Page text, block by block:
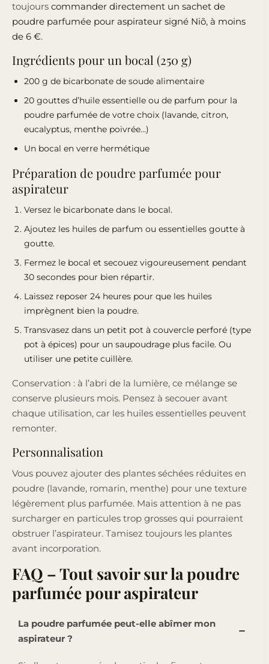
toujours commander directement un sachet de
poudre parfumée pour aspirateur signé Niõ, à moins
de 6 €.
Ingrédients pour un bocal (250 g)
200 g de bicarbonate de soude alimentaire
20 gouttes d’huile essentielle ou de parfum pour la
poudre parfumée de votre choix (lavande, citron,
eucalyptus, menthe poivrée…)
Un bocal en verre hermétique
Préparation de poudre parfumée pour
aspirateur
Versez le bicarbonate dans le bocal.
Ajoutez les huiles de parfum ou essentielles goutte à
goutte.
Fermez le bocal et secouez vigoureusement pendant
30 secondes pour bien répartir.
Laissez reposer 24 heures pour que les huiles
imprègnent bien la poudre.
Transvasez dans un petit pot à couvercle perforé (type
pot à épices) pour un saupoudrage plus facile. Ou
utiliser une petite cuillère.
Conservation : à l’abri de la lumière, ce mélange se
conserve plusieurs mois. Pensez à secouer avant
chaque utilisation, car les huiles essentielles peuvent
remonter.
Personnalisation
Vous pouvez ajouter des plantes séchées réduites en
poudre (lavande, romarin, menthe) pour une texture
légèrement plus parfumée. Mais attention à ne pas
surcharger en particules trop grosses qui pourraient
obstruer l’aspirateur. Tamisez toujours les plantes
avant incorporation.
FAQ – Tout savoir sur la poudre
parfumée pour aspirateur
La poudre parfumée peut-elle abîmer mon
aspirateur ?